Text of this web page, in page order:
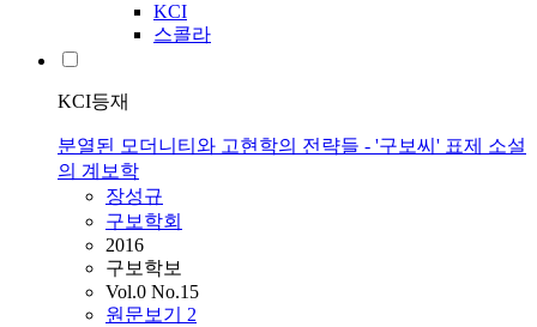
KCI
스콜라
KCI등재
분열된 모더니티와 고현학의 전략들 - '구보씨' 표제 소설
의 계보학
장성규
구보학회
2016
구보학보
Vol.0 No.15
원문보기 2